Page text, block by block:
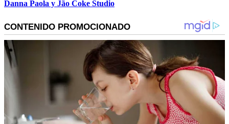
Danna Paola y Jão Coke Studio